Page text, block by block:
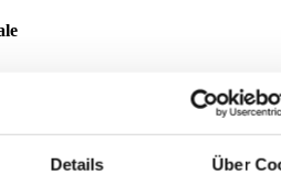
Details Über
Längen mit oder ohne
und sabotagegeschützte
Zarge von Türen und Fenstern.